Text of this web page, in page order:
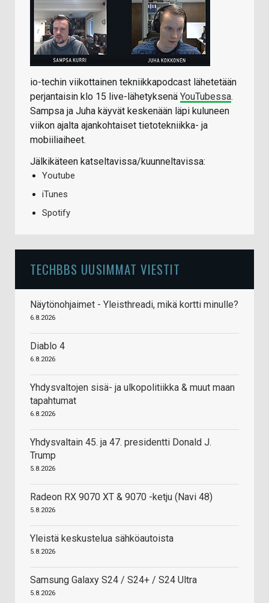
io-techin viikottainen tekniikkapodcast lähetetään
perjantaisin klo 15 live-lähetyksenä YouTubessa.
Sampsa ja Juha käyvät keskenään läpi kuluneen
viikon ajalta ajankohtaiset tietotekniikka- ja
mobiiliaiheet.
Jälkikäteen katseltavissa/kuunneltavissa:
Youtube
iTunes
Spotify
TECHBBS UUSIMMAT VIESTIT
Näytönohjaimet - Yleisthreadi, mikä kortti minulle?
6.8.2026
Diablo 4
6.8.2026
Yhdysvaltojen sisä- ja ulkopolitiikka & muut maan
tapahtumat
6.8.2026
Yhdysvaltain 45. ja 47. presidentti Donald J.
Trump
5.8.2026
Radeon RX 9070 XT & 9070 -ketju (Navi 48)
5.8.2026
Yleistä keskustelua sähköautoista
5.8.2026
Samsung Galaxy S24 / S24+ / S24 Ultra
5.8.2026